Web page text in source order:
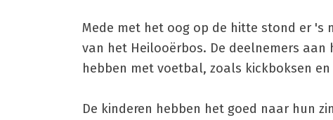
Mede met het oog op de hitte stond er 's
van het Heilooërbos. De deelnemers
hebben met voetbal, zoals kickboksen
De kinderen hebben het goed naar hun